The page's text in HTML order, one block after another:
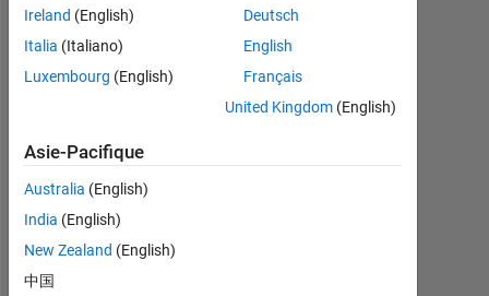
in
skill
Ireland (English)
Italia (Italiano)
Luxembourg (English)
Deutsch
English
Français
United Kingdom(English)
Asie-Pacifique
Australia (English)
India (English)
New Zealand (English)
中国